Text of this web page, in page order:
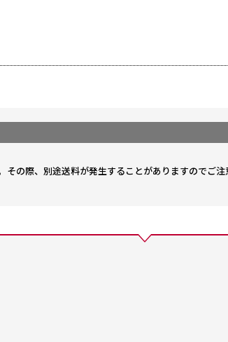
の際、別途送料が発生することがありますのでご注